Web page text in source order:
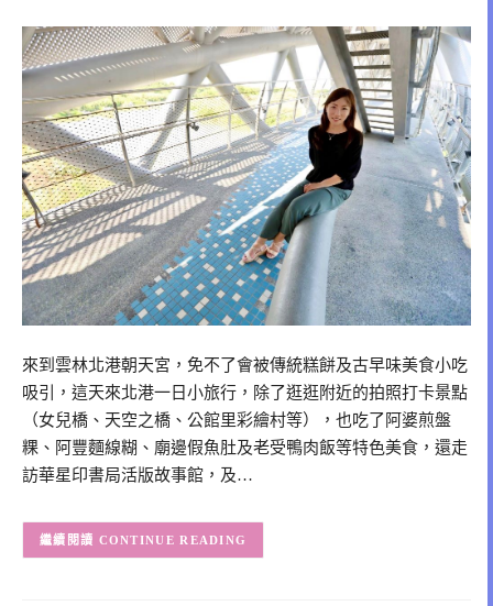
來到雲林北港朝天宮，免不了會被傳統糕餅及古早味美食小吃
吸引，這天來北港一日小旅行，除了逛逛附近的拍照打卡景點
（女兒橋、天空之橋、公館里彩繪村等），也吃了阿婆煎盤
粿、阿豐麵線糊、廟邊假魚肚及老受鴨肉飯等特色美食，還走
訪華星印書局活版故事館，及…
CONTINUE READING